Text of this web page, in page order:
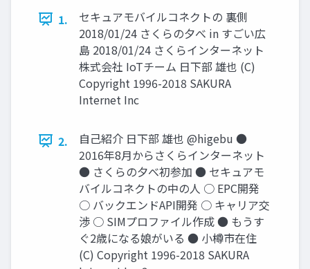
1.
セキュアモバイルコネクトの 裏側
2018/01/24 さくらの夕べ in すごい広
島 2018/01/24 さくらインターネット
株式会社 IoTチーム 日下部 雄也 (C)
Copyright 1996-2018 SAKURA
Internet Inc
2.
自己紹介 日下部 雄也 @higebu ●
2016年8月からさくらインターネット
● さくらの夕べ初参加 ● セキュアモ
バイルコネクトの中の人 ○ EPC開発
○ バックエンドAPI開発 ○ キャリア交
渉 ○ SIMプロファイル作成 ● もうす
ぐ2歳になる娘がいる ● 小樽市在住
(C) Copyright 1996-2018 SAKURA